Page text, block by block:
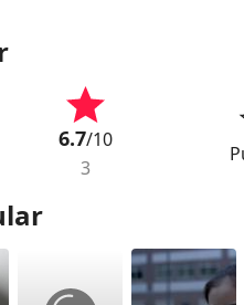
6.7/10
3